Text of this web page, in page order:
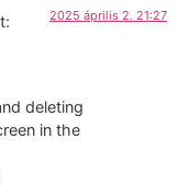
2025 április 2. 21:27
deleting
in the